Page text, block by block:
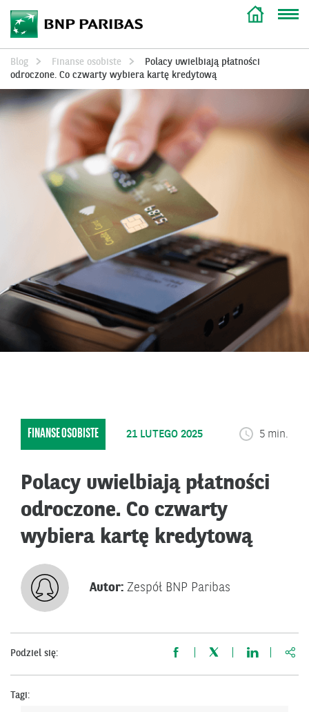
Blog Finanse osobiste
Polacy uwielbiają płatności
odroczone. Co czwarty wybiera kartę kredytową
FINANSE OSOBISTE 21 LUTEGO 2025 5 min.
Polacy uwielbiają płatności
odroczone. Co czwarty
wybiera kartę kredytową
Autor: Zespół BNP Paribas
Tagi:
Podziel się: